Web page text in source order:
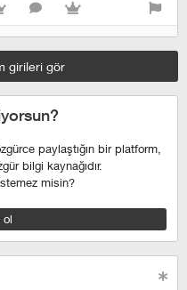
girileri gör
paylaştığın bir platform,
bilgi kaynağıdır.
misin?